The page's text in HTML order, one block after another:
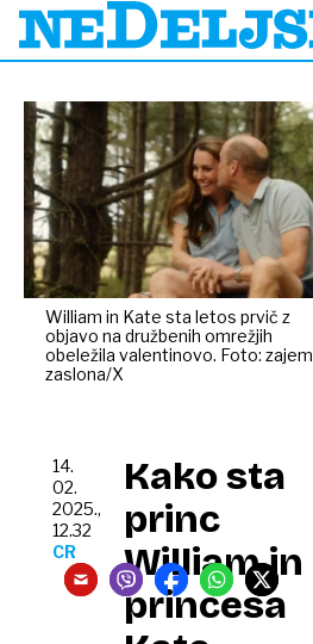
William in Kate sta letos prvič z
objavo na družbenih omrežjih
obeležila valentinovo. Foto: zajem
zaslona/X
Kako sta
princ
William in
princesa
14.
02.
2025.,
12.32
CR